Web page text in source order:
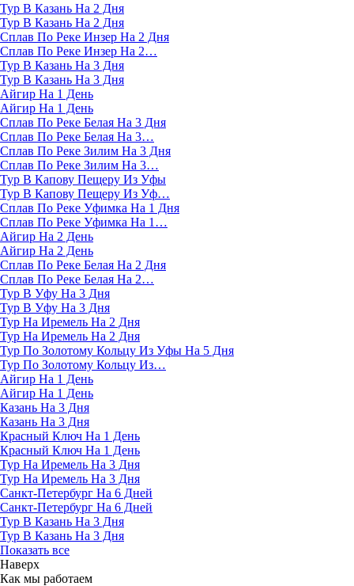
Тур В Казань На 2 Дня
Тур В Казань На 2 Дня
Сплав По Реке Инзер На 2 Дня
Сплав По Реке Инзер На 2…
Тур В Казань На 3 Дня
Тур В Казань На 3 Дня
Айгир На 1 День
Айгир На 1 День
Сплав По Реке Белая На 3 Дня
Сплав По Реке Белая На 3…
Сплав По Реке Зилим На 3 Дня
Сплав По Реке Зилим На 3…
Тур В Капову Пещеру Из Уфы
Тур В Капову Пещеру Из Уф…
Сплав По Реке Уфимка На 1 Дня
Сплав По Реке Уфимка На 1…
Айгир На 2 День
Айгир На 2 День
Сплав По Реке Белая На 2 Дня
Сплав По Реке Белая На 2…
Тур В Уфу На 3 Дня
Тур В Уфу На 3 Дня
Тур На Иремель На 2 Дня
Тур На Иремель На 2 Дня
Тур По Золотому Кольцу Из Уфы На 5 Дня
Тур По Золотому Кольцу Из…
Айгир На 1 День
Айгир На 1 День
Казань На 3 Дня
Казань На 3 Дня
Красный Ключ На 1 День
Красный Ключ На 1 День
Тур На Иремель На 3 Дня
Тур На Иремель На 3 Дня
Санкт-Петербург На 6 Дней
Санкт-Петербург На 6 Дней
Тур В Казань На 3 Дня
Тур В Казань На 3 Дня
Показать все
Наверх
Как мы работаем